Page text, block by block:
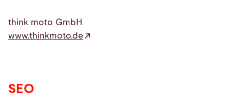
think moto GmbH
www.thinkmoto.de
SEO